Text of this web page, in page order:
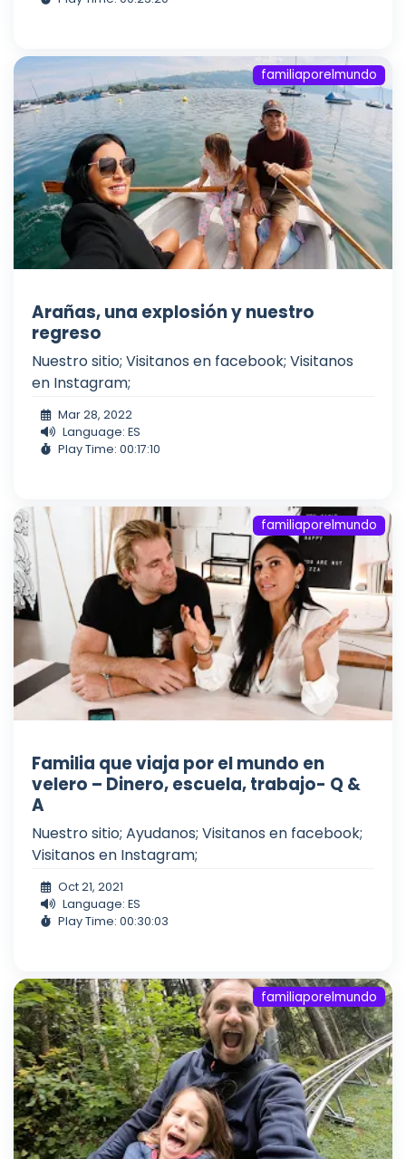
familiaporelmundo
Arañas, una explosión y nuestro
regreso
Nuestro sitio; Visitanos en facebook; Visitanos
en Instagram;
Mar 28, 2022
Language: ES
Play Time: 00:17:10
familiaporelmundo
Familia que viaja por el mundo en
velero – Dinero, escuela, trabajo- Q &
A
Nuestro sitio; Ayudanos; Visitanos en facebook;
Visitanos en Instagram;
Oct 21, 2021
Language: ES
Play Time: 00:30:03
familiaporelmundo